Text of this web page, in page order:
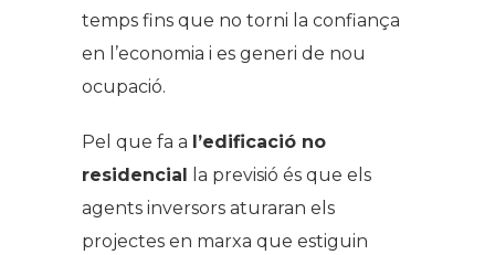
temps fins que no torni la confiança
en l’economia i es generi de nou
ocupació.
Pel que fa a l’edificació no
residencial
la previsió és que els
agents inversors aturaran els
projectes en marxa que estiguin